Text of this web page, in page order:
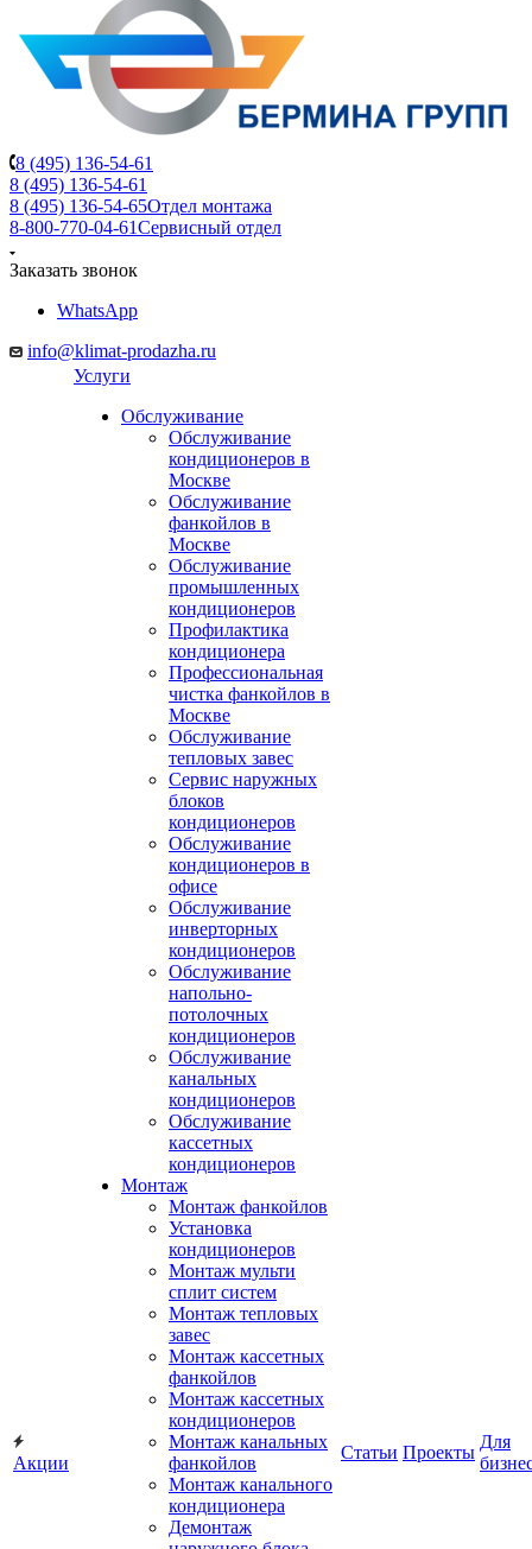
8 (495) 136-54-61
8 (495) 136-54-61
8 (495) 136-54-65Отдел монтажа
8-800-770-04-61Сервисный отдел
Заказать звонок
WhatsApp
info@klimat-prodazha.ru
Акции
Услуги
Обслуживание
Обслуживание
кондиционеров в
Москве
Обслуживание
фанкойлов в
Москве
Обслуживание
промышленных
кондиционеров
Профилактика
кондиционера
Профессиональная
чистка фанкойлов в
Москве
Обслуживание
тепловых завес
Сервис наружных
блоков
кондиционеров
Обслуживание
кондиционеров в
офисе
Обслуживание
инверторных
кондиционеров
Обслуживание
напольно-
потолочных
кондиционеров
Обслуживание
канальных
кондиционеров
Обслуживание
кассетных
кондиционеров
Монтаж
Монтаж фанкойлов
Установка
кондиционеров
Монтаж мульти
сплит систем
Монтаж тепловых
завес
Монтаж кассетных
фанкойлов
Монтаж кассетных
кондиционеров
Монтаж канальных
фанкойлов
Монтаж канального
кондиционера
Демонтаж
Статьи Проекты
Для